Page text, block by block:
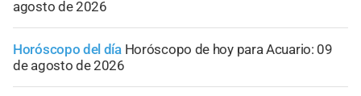
agosto de 2026
Horóscopo del día Horóscopo de hoy para Acuario: 09
de agosto de 2026